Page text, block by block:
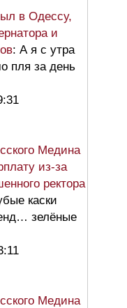
в Одессу,
и
: А я с утра
пля за день
Медина
из-за
ректора
каски
зелёные
Медина